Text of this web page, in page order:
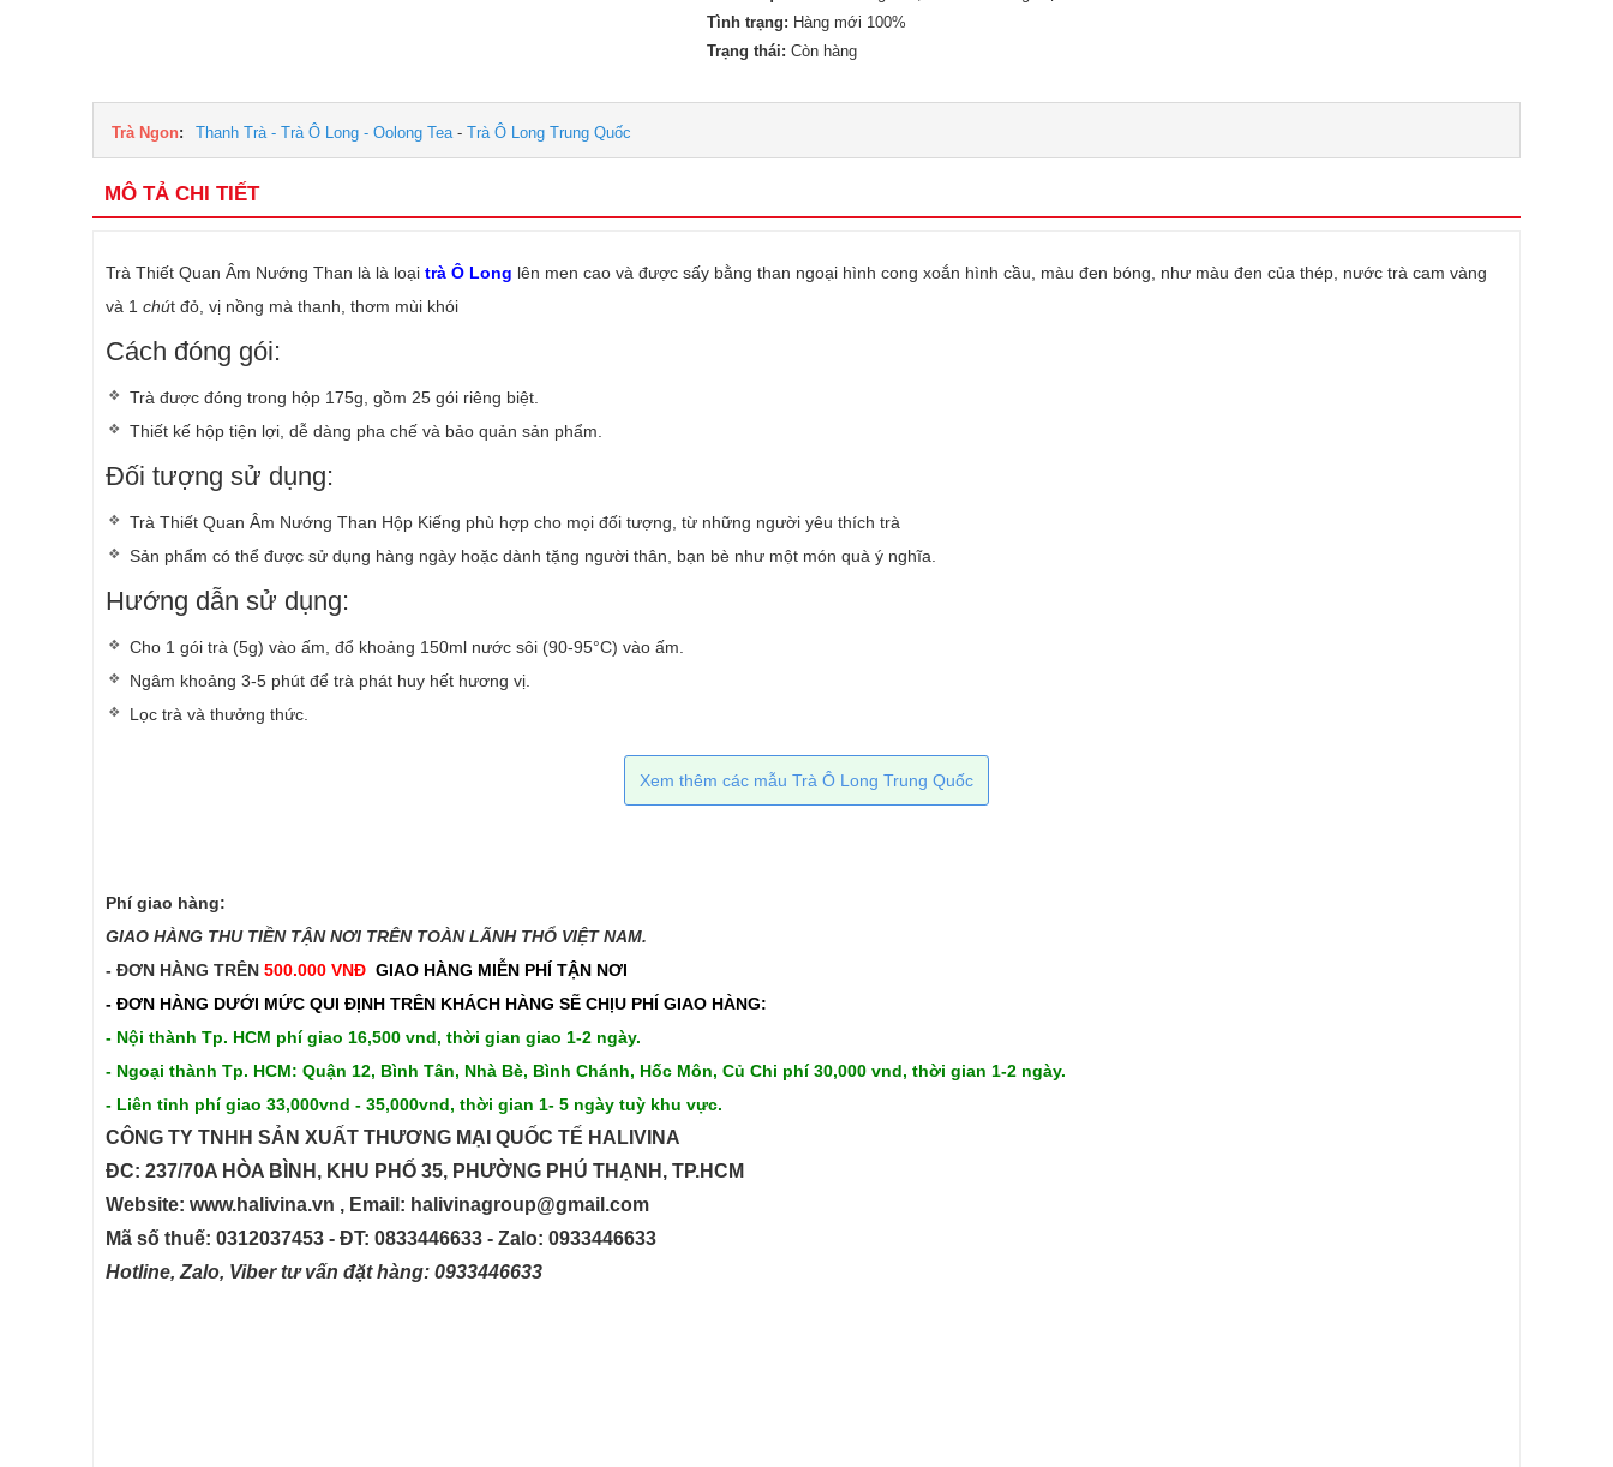
Tình trạng: Hàng mới 100%
Trạng thái: Còn hàng
Trà Ngon: Thanh Trà - Trà Ô Long - Oolong Tea- Trà Ô Long Trung Quốc
MÔ TẢ CHI TIẾT
Trà Thiết Quan Âm Nướng Than là là loại trà Ô Long lên men cao và được sấy bằng than ngoại hình cong xoắn hình cầu, màu đen bóng, như màu đen của thép, nước trà cam vàng
và 1 chút đỏ, vị nồng mà thanh, thơm mùi khói
Cách đóng gói:
Trà được đóng trong hộp 175g, gồm 25 gói riêng biệt.
Thiết kế hộp tiện lợi, dễ dàng pha chế và bảo quản sản phẩm.
Đối tượng sử dụng:
Trà Thiết Quan Âm Nướng Than Hộp Kiếng phù hợp cho mọi đối tượng, từ những người yêu thích trà
Sản phẩm có thể được sử dụng hàng ngày hoặc dành tặng người thân, bạn bè như một món quà ý nghĩa.
Hướng dẫn sử dụng:
Cho 1 gói trà (5g) vào ấm, đổ khoảng 150ml nước sôi (90-95°C) vào ấm.
Ngâm khoảng 3-5 phút để trà phát huy hết hương vị.
Lọc trà và thưởng thức.
Xem thêm các mẫu Trà Ô Long Trung Quốc
Phí giao hàng:
GIAO HÀNG THU TIỀN TẬN NƠI TRÊN TOÀN LÃNH THỔ VIỆT NAM.​​
- ĐƠN HÀNG TRÊN 500.000 VNĐ GIAO HÀNG MIỄN PHÍ TẬN NƠI
- ĐƠN HÀNG DƯỚI MỨC QUI ĐỊNH TRÊN KHÁCH HÀNG SẼ CHỊU PHÍ GIAO HÀNG:
- Nội thành Tp. HCM phí giao 16,500 vnd, thời gian giao 1-2 ngày.
- Ngoại thành Tp. HCM: Quận 12, Bình Tân, Nhà Bè, Bình Chánh, Hốc Môn, Củ Chi phí 30,000 vnd, thời gian 1-2 ngày.
- Liên tỉnh phí giao 33,000vnd - 35,000vnd, thời gian 1- 5 ngày tuỳ khu vực.
CÔNG TY TNHH SẢN XUẤT THƯƠNG MẠI QUỐC TẾ HALIVINA
ĐC: 237/70A HÒA BÌNH, KHU PHỐ 35, PHƯỜNG PHÚ THẠNH, TP.HCM
Website: www.halivina.vn , Email: halivinagroup@gmail.com
Mã số thuế: 0312037453 - ĐT: 0833446633 - Zalo: 0933446633
Hotline, Zalo, Viber tư vấn đặt hàng: 0933446633